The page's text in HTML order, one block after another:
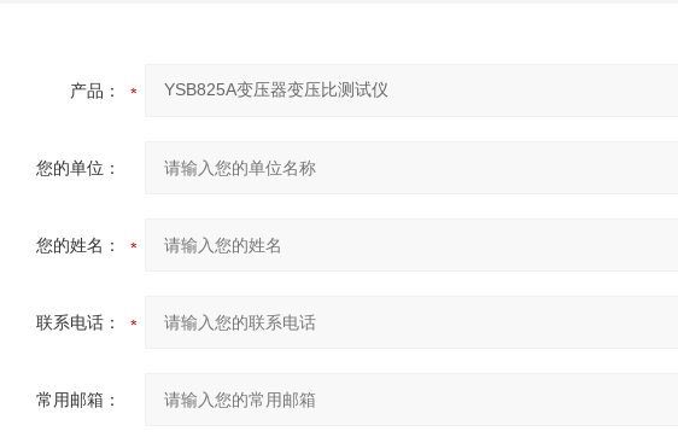
产品：
您的单位：
您的姓名：
联系电话：
常用邮箱：